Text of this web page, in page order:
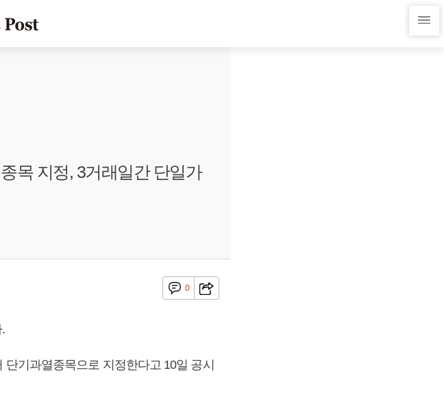
목 지정, 3거래일간 단일가
0
기과열종목으로 지정한다고 10일 공시